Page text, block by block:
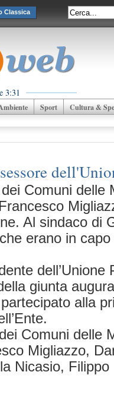
Classica
3:31
Sport Cultura &
Comuni delle
Al sindaco di
erano in capo
dell’Unione
giunta
alla
Comuni delle
Migliazzo,
Nicasio,